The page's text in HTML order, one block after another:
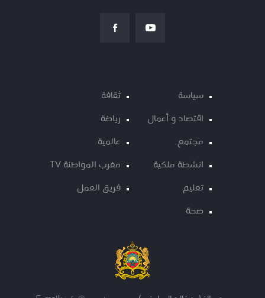
سياسة
اقتصاد و أعمال
مجتمع
انشطة ملكية
تعليم
صحة
ثقافة
رياضة
عالمية
مغرب المواطنة TV
فريق العمل